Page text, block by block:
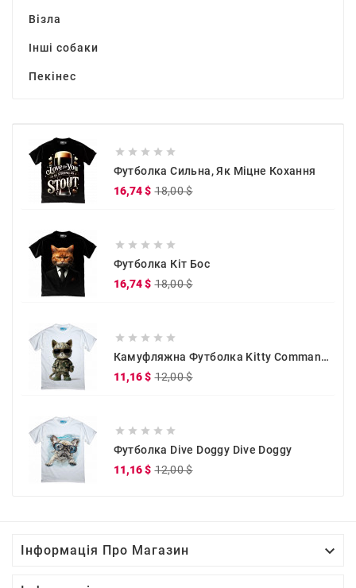
Візла
Інші собаки
Пекінес
    
Футболка Сильна, Як Міцне Кохання
16,74 $ 18,00 $
    
Футболка Кіт Бос
16,74 $ 18,00 $
    
Камуфляжна Футболка Kitty Commander
11,16 $ 12,00 $
    
Футболка Dive Doggy Dive Doggy
11,16 $ 12,00 $
Інформація Про Магазин 